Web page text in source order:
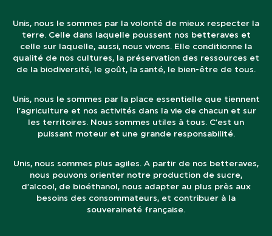
Unis, nous le sommes par la volonté de mieux respecter la
terre. Celle dans laquelle poussent nos betteraves et
celle sur laquelle, aussi, nous vivons. Elle conditionne la
qualité de nos cultures, la préservation des ressources et
de la biodiversité, le goût, la santé, le bien-être de tous.
Unis, nous le sommes par la place essentielle que tiennent
l’agriculture et nos activités dans la vie de chacun et sur
les territoires. Nous sommes utiles à tous. C’est un
puissant moteur et une grande responsabilité.
Unis, nous sommes plus agiles. A partir de nos betteraves,
nous pouvons orienter notre production de sucre,
d’alcool, de bioéthanol, nous adapter au plus près aux
besoins des consommateurs, et contribuer à la
souveraineté française.